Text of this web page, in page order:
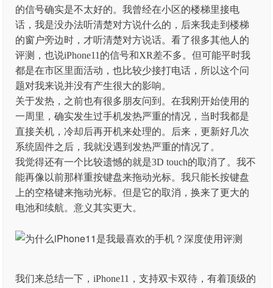
的信号确实是不太好的。我曾经在小区的楼梯里接电
话，我是没办法听清楚对方说什么的，后来我走到楼梯
的窗户旁边时，才听清楚对方说话。看了很多其他人的
评测，也说iPhone11的信号和XR差不多。但可能平时我
都是在市区里面活动，也比较少接打电话，所以这个问
题对我来说并没有产生很大的影响。
关于发热，之前也有很多朋友问到。在我刚开始使用的
一周里，确实发生过手机发热严重的情况，当时我都是
直接关机，冷却后再开机来处理的。后来，更新好几次
系统固件之后，我就没遇到发热严重的情况了。
我觉得还有一个比较遗憾的就是3D touch的取消了。我不
能再像以前那样重按键盘来拖动光标。我只能长按键盘
上的空格键来拖动光标。但是它的取消，换来了更大的
电池和续航。意义其实更大。
我们来总结一下，iPhone11，支持双卡双待，有着顶级的